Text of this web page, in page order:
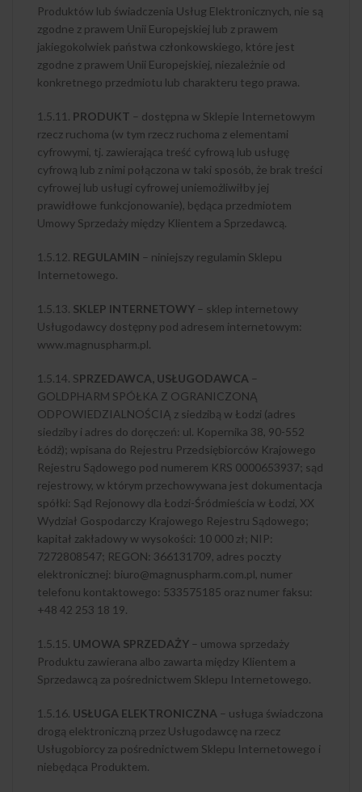
Produktów lub świadczenia Usług Elektronicznych, nie są
zgodne z prawem Unii Europejskiej lub z prawem
jakiegokolwiek państwa członkowskiego, które jest
zgodne z prawem Unii Europejskiej, niezależnie od
konkretnego przedmiotu lub charakteru tego prawa.
1.5.11. PRODUKT – dostępna w Sklepie Internetowym
rzecz ruchoma (w tym rzecz ruchoma z elementami
cyfrowymi, tj. zawierająca treść cyfrową lub usługę
cyfrową lub z nimi połączona w taki sposób, że brak treści
cyfrowej lub usługi cyfrowej uniemożliwiłby jej
prawidłowe funkcjonowanie), będąca przedmiotem
Umowy Sprzedaży między Klientem a Sprzedawcą.
1.5.12. REGULAMIN – niniejszy regulamin Sklepu
Internetowego.
1.5.13. SKLEP INTERNETOWY – sklep internetowy
Usługodawcy dostępny pod adresem internetowym:
www.magnuspharm.pl.
1.5.14. SPRZEDAWCA, USŁUGODAWCA –
GOLDPHARM SPÓŁKA Z OGRANICZONĄ
ODPOWIEDZIALNOŚCIĄ z siedzibą w Łodzi (adres
siedziby i adres do doręczeń: ul. Kopernika 38, 90-552
Łódź); wpisana do Rejestru Przedsiębiorców Krajowego
Rejestru Sądowego pod numerem KRS 0000653937; sąd
rejestrowy, w którym przechowywana jest dokumentacja
spółki: Sąd Rejonowy dla Łodzi-Śródmieścia w Łodzi, XX
Wydział Gospodarczy Krajowego Rejestru Sądowego;
kapitał zakładowy w wysokości: 10 000 zł; NIP:
7272808547; REGON: 366131709, adres poczty
elektronicznej: biuro@magnuspharm.com.pl, numer
telefonu kontaktowego: 533575185 oraz numer faksu:
+48 42 253 18 19.
1.5.15. UMOWA SPRZEDAŻY – umowa sprzedaży
Produktu zawierana albo zawarta między Klientem a
Sprzedawcą za pośrednictwem Sklepu Internetowego.
1.5.16. USŁUGA ELEKTRONICZNA – usługa świadczona
drogą elektroniczną przez Usługodawcę na rzecz
Usługobiorcy za pośrednictwem Sklepu Internetowego i
niebędąca Produktem.